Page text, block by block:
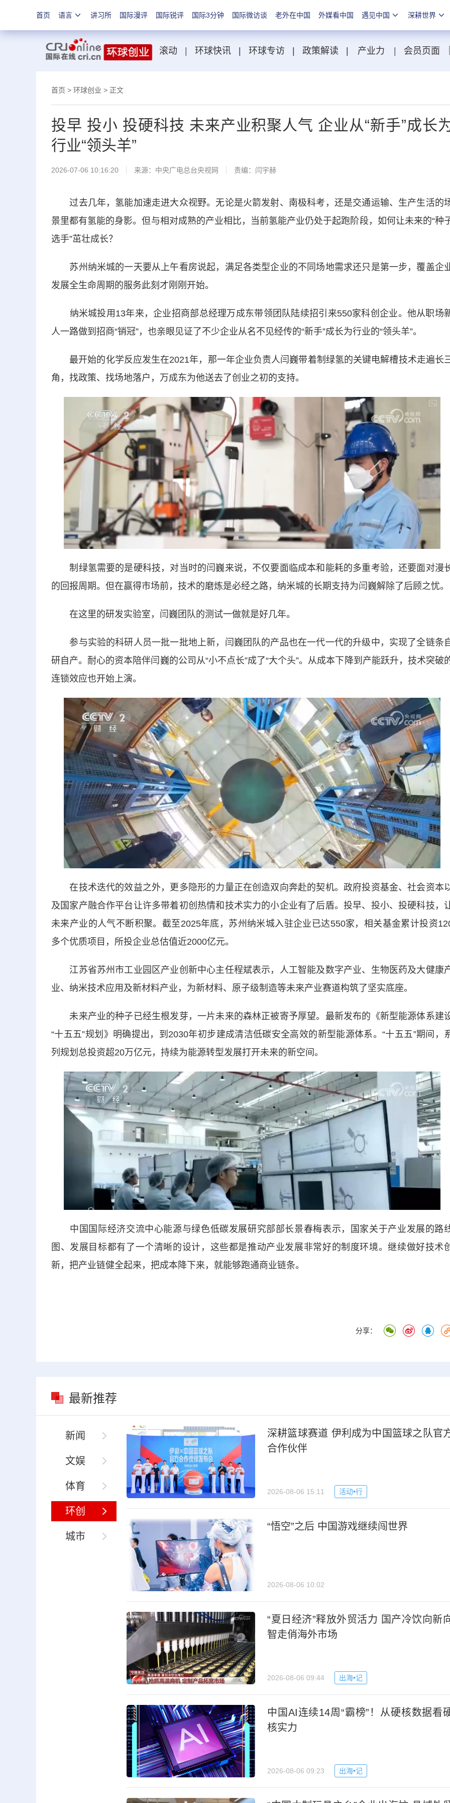
首页 语言 讲习所 国际漫评 国际锐评 国际3分钟 国际微访谈 老外在中国 外媒看中国 遇见中国 深耕世界
滚动 环球快讯 环球专访 政策解读 产业力 会员页面
首页 > 环球创业 > 正文
投早 投小 投硬科技 未来产业积聚人气 企业从“新手”成长
行业“领头羊”
2026-07-06 10:16:20 来源： 中央广电总台央视网 责编：闫宇赫
过去几年，氢能加速走进大众视野。无论是火箭发射、南极科考，还是交通运输、生产生活的
景里都有氢能的身影。但与相对成熟的产业相比，当前氢能产业仍处于起跑阶段，如何让未来的“种
选手”茁壮成长？
苏州纳米城的一天要从上午看房说起，满足各类型企业的不同场地需求还只是第一步，覆盖企
发展全生命周期的服务此刻才刚刚开始。
纳米城投用13年来，企业招商部总经理万成东带领团队陆续招引来550家科创企业。他从职场
人一路做到招商“销冠”，也亲眼见证了不少企业从名不见经传的“新手”成长为行业的“领头羊”。
最开始的化学反应发生在2021年，那一年企业负责人闫巍带着制绿氢的关键电解槽技术走遍长
角，找政策、找场地落户，万成东为他送去了创业之初的支持。
制绿氢需要的是硬科技，对当时的闫巍来说，不仅要面临成本和能耗的多重考验，还要面对漫
的回报周期。但在赢得市场前，技术的磨炼是必经之路，纳米城的长期支持为闫巍解除了后顾之忧。
在这里的研发实验室，闫巍团队的测试一做就是好几年。
参与实验的科研人员一批一批地上新，闫巍团队的产品也在一代一代的升级中，实现了全链条
研自产。耐心的资本陪伴闫巍的公司从“小不点长”成了“大个头”。从成本下降到产能跃升，技术突破
连锁效应也开始上演。
在技术迭代的效益之外，更多隐形的力量正在创造双向奔赴的契机。政府投资基金、社会资本
及国家产融合作平台让许多带着初创热情和技术实力的小企业有了后盾。投早、投小、投硬科技，
未来产业的人气不断积聚。截至2025年底，苏州纳米城入驻企业已达550家，相关基金累计投资
多个优质项目，所投企业总估值近2000亿元。
江苏省苏州市工业园区产业创新中心主任程斌表示，人工智能及数字产业、生物医药及大健康
业、纳米技术应用及新材料产业，为新材料、原子级制造等未来产业赛道构筑了坚实底座。
未来产业的种子已经生根发芽，一片未来的森林正被寄予厚望。最新发布的《新型能源体系建
“十五五”规划》明确提出，到2030年初步建成清洁低碳安全高效的新型能源体系。“十五五”期间，
列规划总投资超20万亿元，持续为能源转型发展打开未来的新空间。
中国国际经济交流中心能源与绿色低碳发展研究部部长景春梅表示，国家关于产业发展的路
图、发展目标都有了一个清晰的设计，这些都是推动产业发展非常好的制度环境。继续做好技术
新，把产业链健全起来，把成本降下来，就能够跑通商业链条。
分享：
最新推荐
新闻
文娱
体育
环创
城市
深耕篮球赛道 伊利成为中国篮球之队官
合作伙伴
2026-08-06 15:11 活动•行
“悟空”之后 中国游戏继续闯世界
2026-08-06 10:02
“夏日经济”释放外贸活力 国产冷饮向新
智走俏海外市场
2026-08-06 09:44 出海•记
中国AI连续14周“霸榜”！从硬核数据看
核实力
2026-08-06 09:23 出海•记